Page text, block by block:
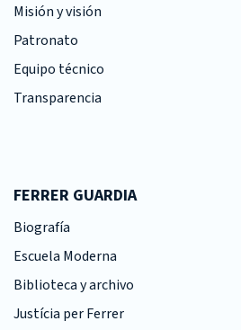
Misión y visión
Patronato
Equipo técnico
Transparencia
FERRER GUARDIA
Biografía
Escuela Moderna
Biblioteca y archivo
Justícia per Ferrer